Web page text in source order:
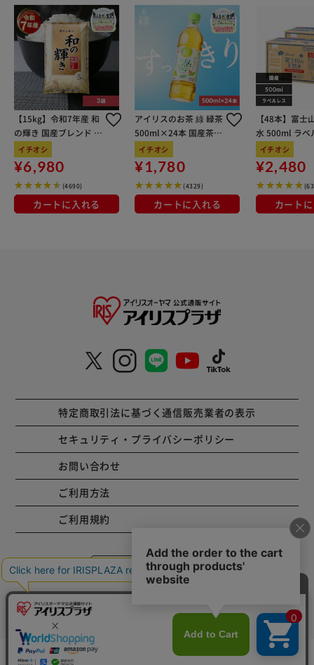
【15kg】令和7年産 和
の輝き 国産ブレンド 5
kg×3袋
イチオシ
¥6,980
(4690)
カートに入れる
アイリスのお茶 綠 緑茶
500ml×24本 国産茶葉
100％使用
イチオシ
¥1,780
(4329)
カートに入れる
【48本】富士
水 500ml ラベ
イチオシ
¥2,480
カート
特定商取引法に基づく通信販売業者の表示
セキュリティ・プライバシーポリシー
お問い合わせ
ご利用方法
ご利用規約
コーポレートサイト
Copyright © 2001 IRISPLAZA. ALL Rights Reserved.